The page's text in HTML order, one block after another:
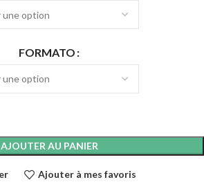
FORMATO
AJOUTER AU PANIER
Ajouter à mes favoris